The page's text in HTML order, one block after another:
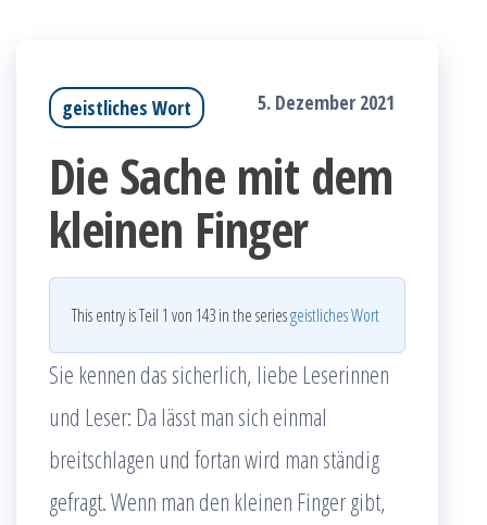
geistliches Wort 5. Dezember 2021
Die Sache mit dem
kleinen Finger
This entry is Teil 1 von 143 in the seriesgeistliches Wort
Sie kennen das sicherlich, liebe Leserinnen
und Leser: Da lässt man sich einmal
breitschlagen und fortan wird man ständig
gefragt. Wenn man den kleinen Finger gibt,